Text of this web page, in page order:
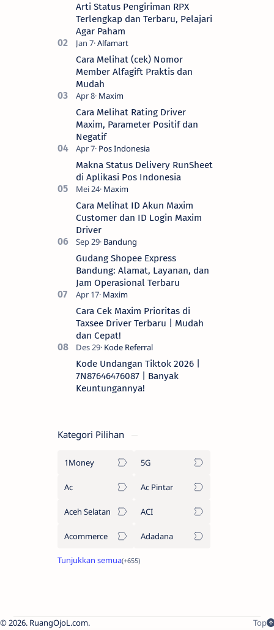
Arti Status Pengiriman RPX
Terlengkap dan Terbaru, Pelajari
Agar Paham
Cara Melihat (cek) Nomor
Member Alfagift Praktis dan
Mudah
Cara Melihat Rating Driver
Maxim, Parameter Positif dan
Negatif
Makna Status Delivery RunSheet
di Aplikasi Pos Indonesia
Cara Melihat ID Akun Maxim
Customer dan ID Login Maxim
Driver
Gudang Shopee Express
Bandung: Alamat, Layanan, dan
Jam Operasional Terbaru
Cara Cek Maxim Prioritas di
Taxsee Driver Terbaru | Mudah
dan Cepat!
Kode Undangan Tiktok 2026 |
7N87646476087 | Banyak
Keuntungannya!
Kategori Pilihan
1Money 5G
Ac Ac Pintar
Aceh Selatan ACI
Acommerce Adadana
2026. RuangOjoL.com.